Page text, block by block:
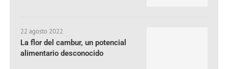
22 agosto 2022
La flor del cambur, un potencial
alimentario desconocido